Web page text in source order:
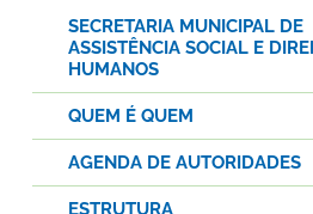
SECRETARIA MUNICIPAL DE
ASSISTÊNCIA SOCIAL E
HUMANOS
QUEM É QUEM
AGENDA DE AUTORIDADES